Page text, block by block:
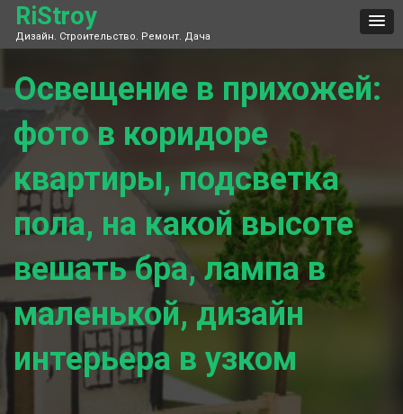
Skip
content
RiStroy
Дизайн. Строительство. Ремонт. Дача
Освещение в прихожей:
фото в коридоре
квартиры, подсветка
пола, на какой высоте
вешать бра, лампа в
маленькой, дизайн
интерьера в узком